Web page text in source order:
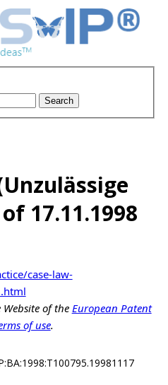
17.11.1998
case-law-
of the European Patent
of use.